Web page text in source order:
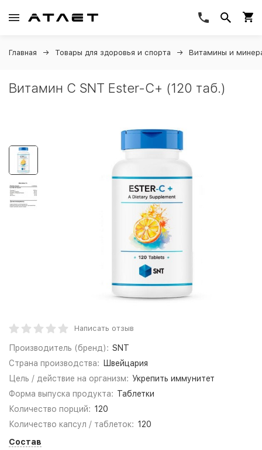
Главная Товары для здоровья и спорта Витамины и
Витамин C SNT Ester-C+ (120 таб.)
Написать отзыв
Производитель (бренд): SNT
Страна производства:
Швейцария
Цель / действие на организм: Укрепить иммунитет
Форма выпуска продукта: Таблетки
Количество порций: 120
Количество капсул / таблеток: 120
Состав